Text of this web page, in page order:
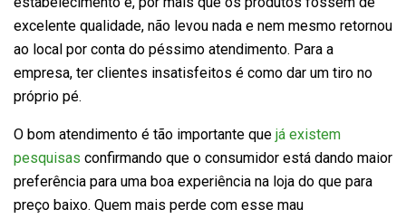
excelente qualidade, não levou nada e nem mesmo retornou
ao local por conta do péssimo atendimento. Para a
empresa, ter clientes insatisfeitos é como dar um tiro no
próprio pé.
O bom atendimento é tão importante que já existem
pesquisas confirmando que o consumidor está dando maior
preferência para uma boa experiência na loja do que para
preço baixo. Quem mais perde com esse mau